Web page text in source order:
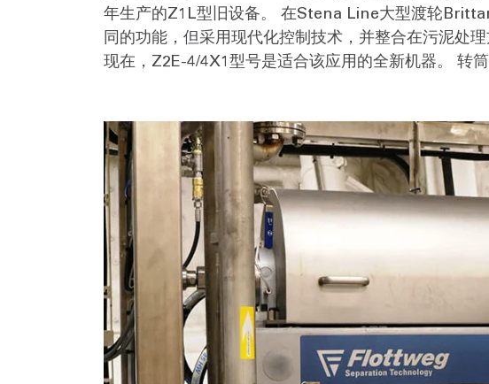
年生产的Z1L型旧设备。 在Stena Line大型渡轮
同的功能，但采用现代化控制技术，并整合在污泥处理
现在，Z2E-4/4X1型号是适合该应用的全新机器。 转